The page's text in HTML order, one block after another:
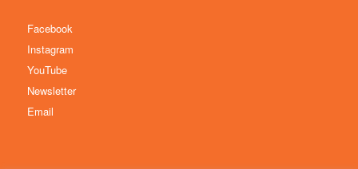
Facebook
Instagram
YouTube
Newsletter
Email